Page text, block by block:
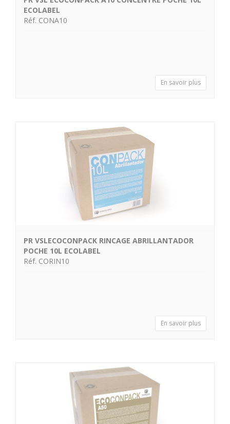
ECOLABEL
Réf. CONA10
En savoir plus
PR VSLECOCONPACK RINCAGE ABRILLANTADOR
POCHE 10L ECOLABEL
Réf. CORIN10
En savoir plus